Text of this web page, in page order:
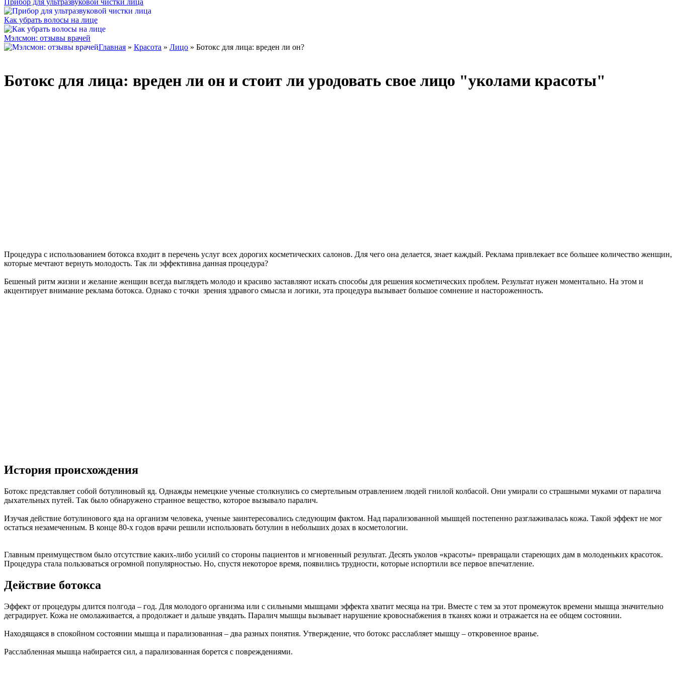
Прибор для ультразвуковой чистки лица
Как убрать волосы на лице
Мэлсмон: отзывы врачей
Главная » Красота » Лицо » Ботокс для лица: вреден ли он?
Ботокс для лица: вреден ли он и стоит ли уродовать свое лицо "уколами красоты"
Процедура с использованием ботокса входит в перечень услуг всех дорогих косметических салонов. Для чего она делается, знает каждый. Реклама привлекает все большее количество женщин,
которые мечтают вернуть молодость. Так ли эффективна данная процедура?
Бешеный ритм жизни и желание женщин всегда выглядеть молодо и красиво заставляют искать способы для решения косметических проблем. Результат нужен моментально. На этом и
акцентирует внимание реклама ботокса. Однако с точки зрения здравого смысла и логики, эта процедура вызывает большое сомнение и настороженность.
История происхождения
Ботокс представляет собой ботулиновый яд. Однажды немецкие ученые столкнулись со смертельным отравлением людей гнилой колбасой. Они умирали со страшными муками от паралича
дыхательных путей. Так было обнаружено странное вещество, которое вызывало паралич.
Изучая действие ботулинового яда на организм человека, ученые заинтересовались следующим фактом. Над парализованной мышцей постепенно разглаживалась кожа. Такой эффект не мог
остаться незамеченным. В конце 80-х годов врачи решили использовать ботулин в небольших дозах в косметологии.
Главным преимуществом было отсутствие каких-либо усилий со стороны пациентов и мгновенный результат. Десять уколов «красоты» превращали стареющих дам в молоденьких красоток.
Процедура стала пользоваться огромной популярностью. Но, спустя некоторое время, появились трудности, которые испортили все первое впечатление.
Действие ботокса
Эффект от процедуры длится полгода – год. Для молодого организма или с сильными мышцами эффекта хватит месяца на три. Вместе с тем за этот промежуток времени мышца значительно
деградирует. Кожа не омолаживается, а продолжает и дальше увядать. Паралич мышцы вызывает нарушение кровоснабжения в тканях кожи и отражается на ее общем состоянии.
Находящаяся в спокойном состоянии мышца и парализованная – два разных понятия. Утверждение, что ботокс расслабляет мышцу – откровенное вранье.
Расслабленная мышца набирается сил, а парализованная борется с повреждениями.